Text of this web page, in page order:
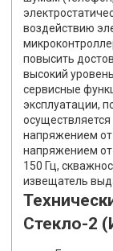
воздействию
повысить
высокий
сервисные
эксплуатации,
напряжением
напряжением от
150 Гц,
извещатель
Стекло-2